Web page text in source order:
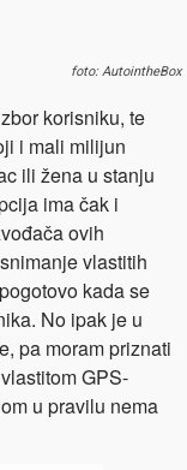
foto: AutointheBox
korisniku, te
i mali milijun
ili žena u stanju
ima čak i
ovih
vlastitih
kada se
No ipak je u
pa moram priznati
GPS-
u pravilu nema